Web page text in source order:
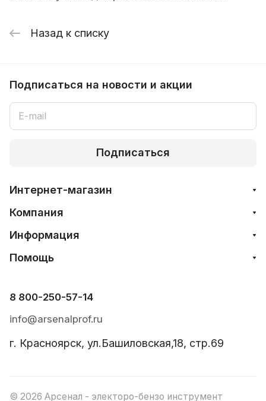
Назад к списку
Подписаться на новости и акции
Подписаться
Интернет-магазин
Компания
Информация
Помощь
8 800-250-57-14
info@arsenalprof.ru
г. Красноярск, ул.Башиловская,18, стр.69
© 2026 Арсенал - электоро-бензо инструмент